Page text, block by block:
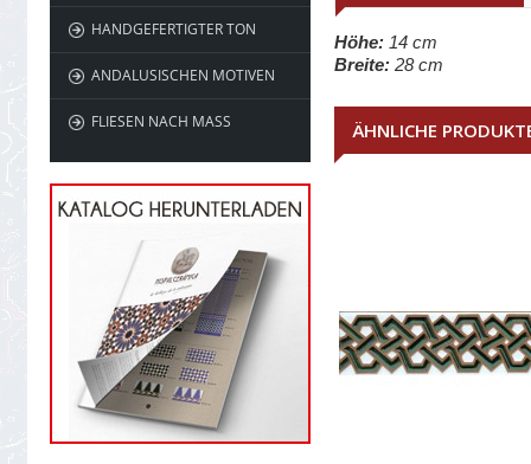
HANDGEFERTIGTER TON
ANDALUSISCHEN MOTIVEN
FLIESEN NACH MASS
Höhe: 14 cm
Breite: 28 cm
ÄHNLICHE